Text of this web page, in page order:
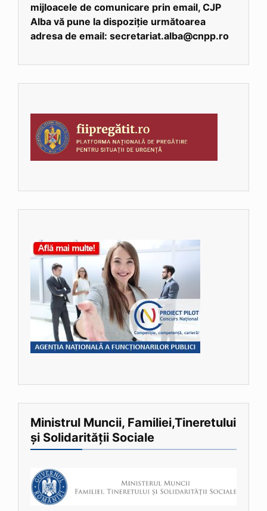
mijloacele de comunicare prin email, CJP
Alba vă pune la dispoziție următoarea
adresa de email: secretariat.alba@cnpp.ro
Ministrul Muncii, Familiei,Tineretului
și Solidarității Sociale